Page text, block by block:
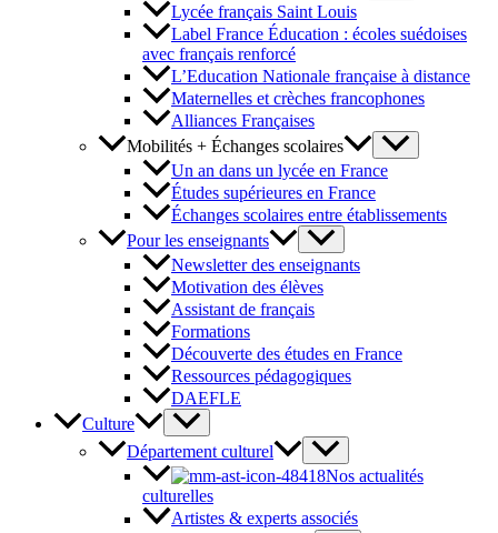
Lycée français Saint Louis
Label France Éducation : écoles suédoises
avec français renforcé
L’Education Nationale française à distance
Maternelles et crèches francophones
Alliances Françaises
Mobilités + Échanges scolaires
Un an dans un lycée en France
Études supérieures en France
Échanges scolaires entre établissements
Pour les enseignants
Newsletter des enseignants
Motivation des élèves
Assistant de français
Formations
Découverte des études en France
Ressources pédagogiques
DAEFLE
Culture
Département culturel
Nos actualités
culturelles
Artistes & experts associés